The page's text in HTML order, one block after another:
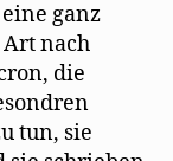
ganz
nach
die
tun, sie